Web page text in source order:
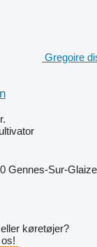
Gregoire
Gennes-Sur-Glaize
køretøjer?